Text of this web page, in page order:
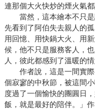
連那個大火快炒的煙火氣
當然，這本繪本不只是
先看到了阿伯失去親人的
用回憶、用快鍋大火、用
候，他不只是服務客人，
人，彼此都感到了溫暖的情
作者說，這是一間實際
個寂寥的中秋節，被這間
度過了一個愉快的團圓日
飯，就是最好的陪伴。」